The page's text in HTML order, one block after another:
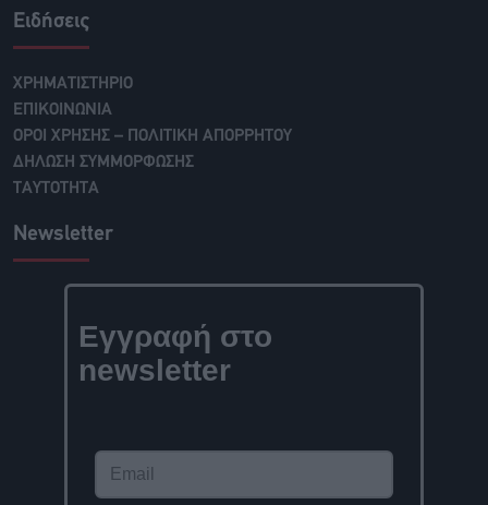
Ειδήσεις
ΧΡΗΜΑΤΙΣΤΗΡΙΟ
ΕΠΙΚΟΙΝΩΝΙΑ
ΟΡΟΙ ΧΡΗΣΗΣ – ΠΟΛΙΤΙΚΗ ΑΠΟΡΡΗΤΟΥ
ΔΗΛΩΣΗ ΣΥΜΜΟΡΦΩΣΗΣ
ΤΑΥΤΟΤΗΤΑ
Newsletter
Εγγραφή στο
newsletter